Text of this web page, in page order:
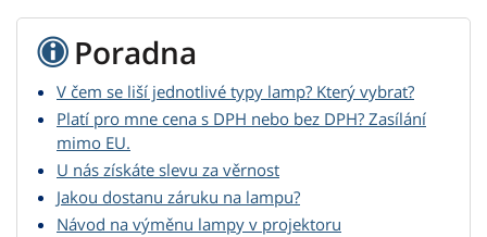
Poradna
V čem se liší jednotlivé typy lamp? Který vybrat?
Platí pro mne cena s DPH nebo bez DPH? Zasílání
mimo EU.
U nás získáte slevu za věrnost
Jakou dostanu záruku na lampu?
Návod na výměnu lampy v projektoru